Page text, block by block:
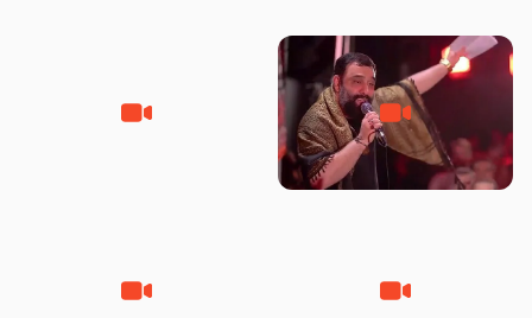
جانا جانا ابی عبدالله – کربلایی جواد
مقدم – شب هشتم محرم 1448 –